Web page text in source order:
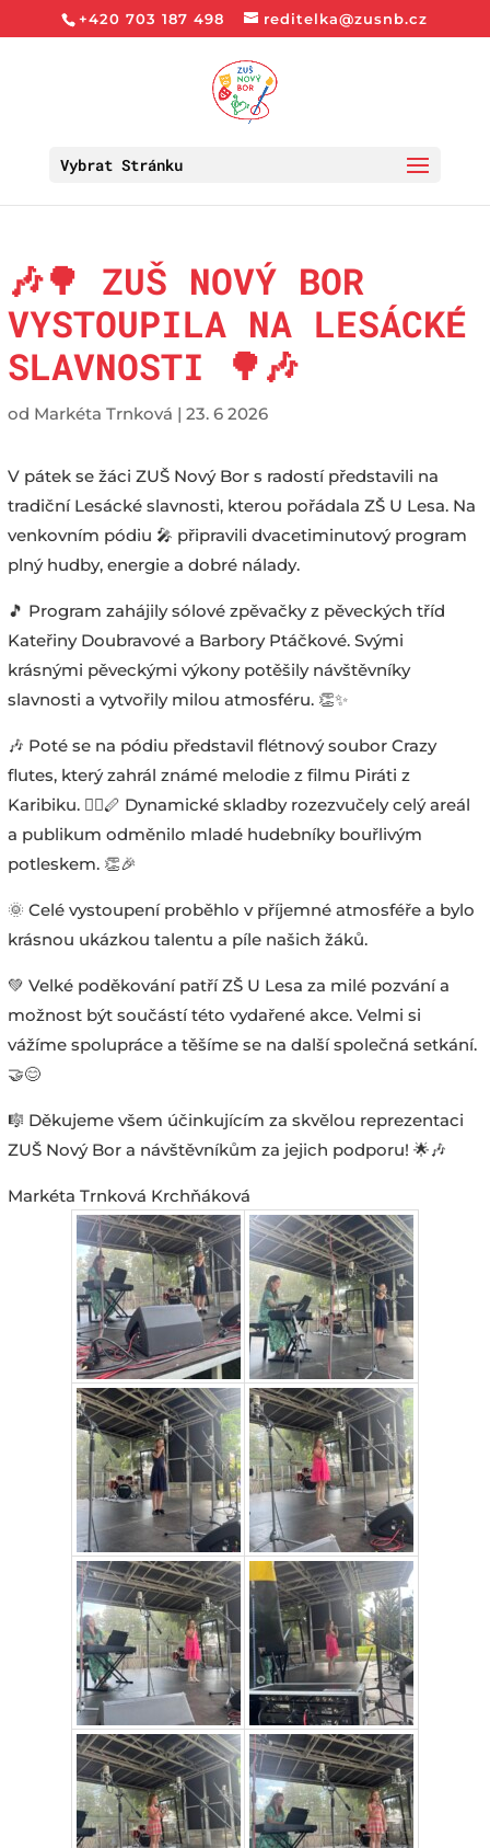
+420 703 187 498 reditelka@zusnb.cz
Vybrat Stránku
🎶🌳 ZUŠ NOVÝ BOR
VYSTOUPILA NA LESÁCKÉ
SLAVNOSTI 🌳🎶
od Markéta Trnková | 23. 6 2026
V pátek se žáci ZUŠ Nový Bor s radostí představili na
tradiční Lesácké slavnosti, kterou pořádala ZŠ U Lesa. Na
venkovním pódiu 🎤 připravili dvacetiminutový program
plný hudby, energie a dobré nálady.
🎵 Program zahájily sólové zpěvačky z pěveckých tříd
Kateřiny Doubravové a Barbory Ptáčkové. Svými
krásnými pěveckými výkony potěšily návštěvníky
slavnosti a vytvořily milou atmosféru. 👏✨
🎶 Poté se na pódiu představil flétnový soubor Crazy
flutes, který zahrál známé melodie z filmu Piráti z
Karibiku. 🏴‍☠️🪈 Dynamické skladby rozezvučely celý areál
a publikum odměnilo mladé hudebníky bouřlivým
potleskem. 👏🎉
🌞 Celé vystoupení proběhlo v příjemné atmosféře a bylo
krásnou ukázkou talentu a píle našich žáků.
💚 Velké poděkování patří ZŠ U Lesa za milé pozvání a
možnost být součástí této vydařené akce. Velmi si
vážíme spolupráce a těšíme se na další společná setkání.
🤝😊
🎼 Děkujeme všem účinkujícím za skvělou reprezentaci
ZUŠ Nový Bor a návštěvníkům za jejich podporu! 🌟🎶
Markéta Trnková Krchňáková